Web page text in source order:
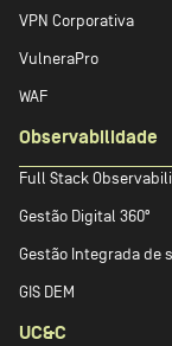
VPN Corporativa
VulneraPro
WAF
Observabilidade
Full Stack
Gestão Digital 360º
Gestão Integrada de
GIS DEM
UC&C